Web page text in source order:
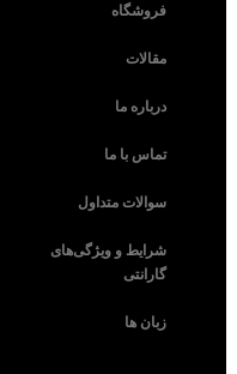
فروشگاه
مقالات
درباره ما
تماس با ما
سوالات متداول
شرایط و ویژگی‌های
گارانتی
زبان ها